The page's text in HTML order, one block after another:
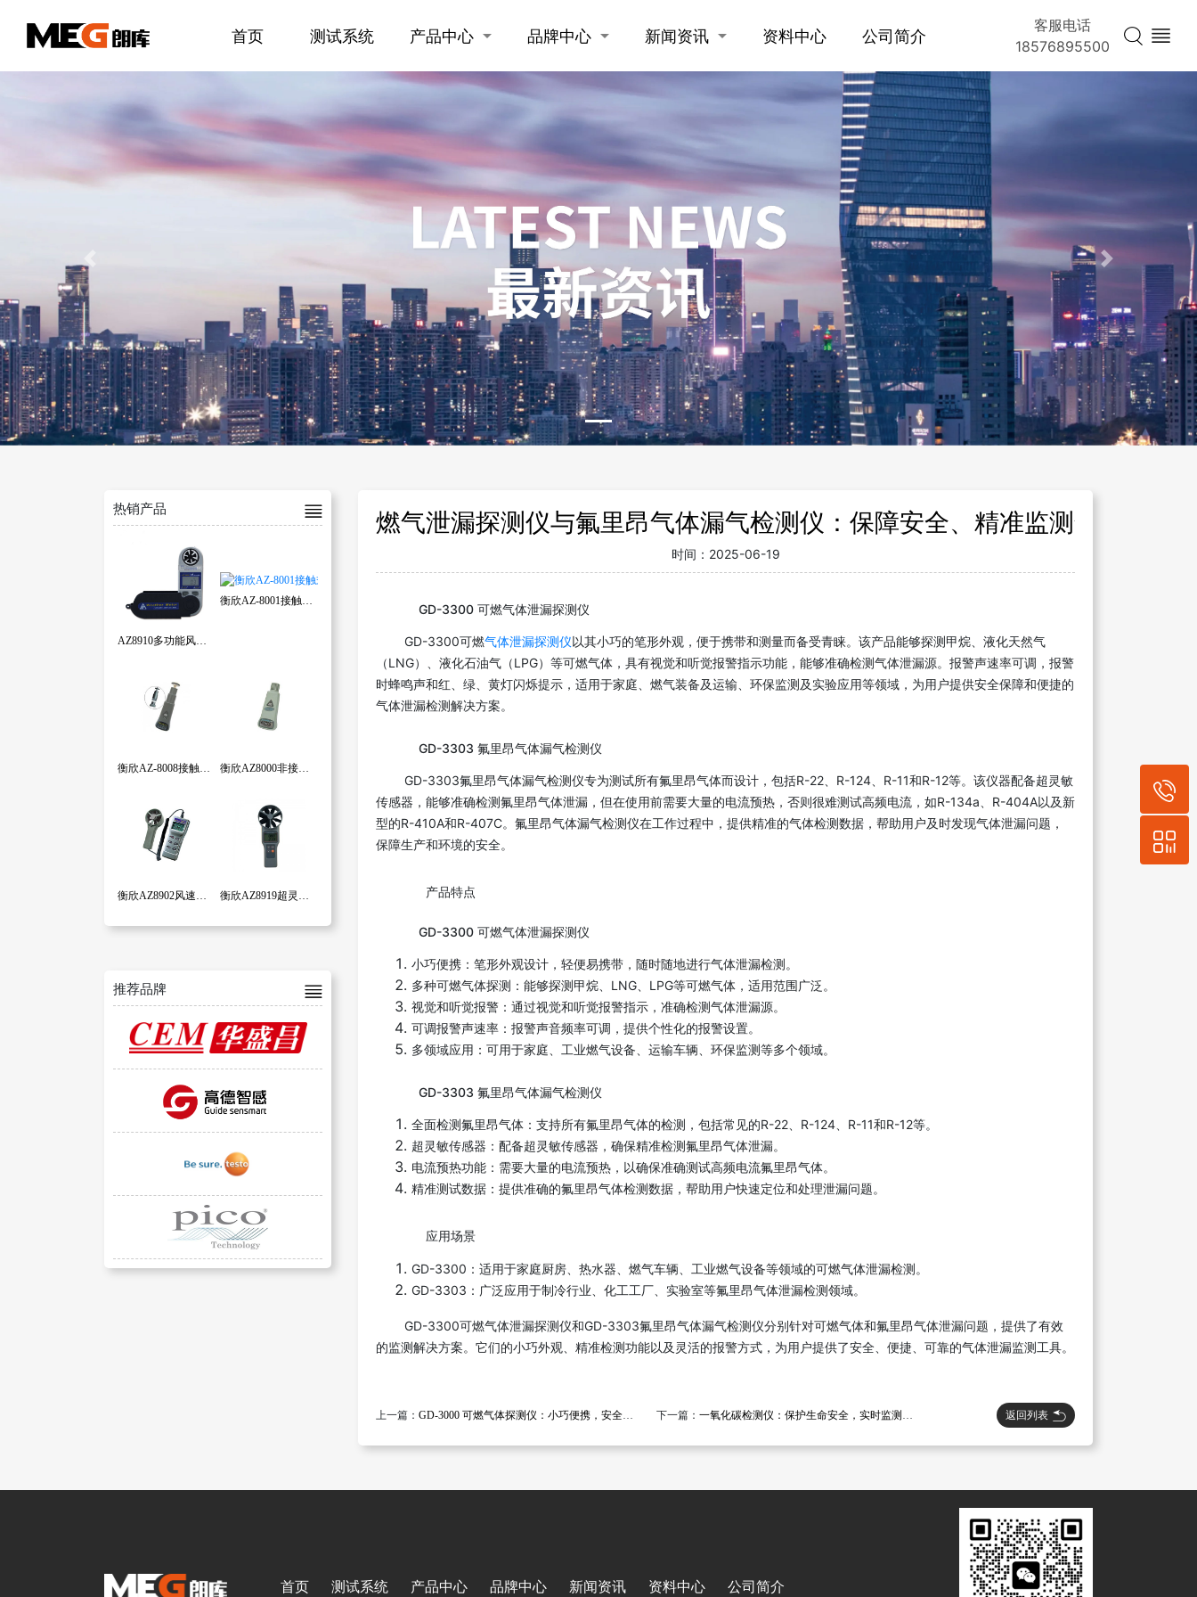
首页 测试系统 产品中心 品牌中心 新闻资讯 资料中心 公司简介
客服电话
18576895500
Previous Next
热销产品
AZ8910多功能风速温湿度计
衡欣AZ-8001接触式转速表
衡欣AZ-8008接触非接触两用型转速表 衡欣AZ8000非接触式光电转速计
衡欣AZ8902风速、温湿度、风量计 衡欣AZ8919超灵敏大扇叶多功能风速计
推荐品牌
燃气泄漏探测仪与氟里昂气体漏气检测仪：保障安全、精准监测气体泄漏
时间： 2025-06-19
GD-3300 可燃气体泄漏探测仪
GD-3300可燃气体泄漏探测仪以其小巧的笔形外观，便于携带和测量而备受青睐。该产品能够探测甲烷、液化天然气
（LNG）、液化石油气（LPG）等可燃气体，具有视觉和听觉报警指示功能，能够准确检测气体泄漏源。报警声速率可调，报警
时蜂鸣声和红、绿、黄灯闪烁提示，适用于家庭、燃气装备及运输、环保监测及实验应用等领域，为用户提供安全保障和便捷的
气体泄漏检测解决方案。
GD-3303 氟里昂气体漏气检测仪
GD-3303氟里昂气体漏气检测仪专为测试所有氟里昂气体而设计，包括R-22、R-124、R-11和R-12等。该仪器配备超灵敏
传感器，能够准确检测氟里昂气体泄漏，但在使用前需要大量的电流预热，否则很难测试高频电流，如R-134a、R-404A以及新
型的R-410A和R-407C。氟里昂气体漏气检测仪在工作过程中，提供精准的气体检测数据，帮助用户及时发现气体泄漏问题，
保障生产和环境的安全。
产品特点
GD-3300 可燃气体泄漏探测仪
小巧便携：笔形外观设计，轻便易携带，随时随地进行气体泄漏检测。
多种可燃气体探测：能够探测甲烷、LNG、LPG等可燃气体，适用范围广泛。
视觉和听觉报警：通过视觉和听觉报警指示，准确检测气体泄漏源。
可调报警声速率：报警声音频率可调，提供个性化的报警设置。
多领域应用：可用于家庭、工业燃气设备、运输车辆、环保监测等多个领域。
GD-3303 氟里昂气体漏气检测仪
全面检测氟里昂气体：支持所有氟里昂气体的检测，包括常见的R-22、R-124、R-11和R-12等。
超灵敏传感器：配备超灵敏传感器，确保精准检测氟里昂气体泄漏。
电流预热功能：需要大量的电流预热，以确保准确测试高频电流氟里昂气体。
精准测试数据：提供准确的氟里昂气体检测数据，帮助用户快速定位和处理泄漏问题。
应用场景
GD-3300：适用于家庭厨房、热水器、燃气车辆、工业燃气设备等领域的可燃气体泄漏检测。
GD-3303：广泛应用于制冷行业、化工工厂、实验室等氟里昂气体泄漏检测领域。
GD-3300可燃气体泄漏探测仪和GD-3303氟里昂气体漏气检测仪分别针对可燃气体和氟里昂气体泄漏问题，提供了有效
的监测解决方案。它们的小巧外观、精准检测功能以及灵活的报警方式，为用户提供了安全、便捷、可靠的气体泄漏监测工具。
上一篇： GD-3000 可燃气体探测仪：小巧便携，安全监测可燃气体泄漏 下一篇： 一氧化碳检测仪：保护生命安全，实时监测一氧化碳浓度 返回列表
首页 测试系统 产品中心 品牌中心 新闻资讯 资料中心 公司简介